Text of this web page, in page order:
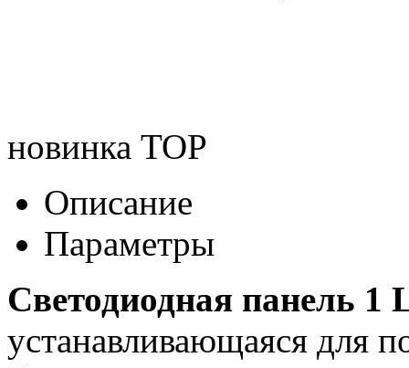
новинка TOP
Описание
Параметры
Светодиодная панель 1
устанавливающаяся для